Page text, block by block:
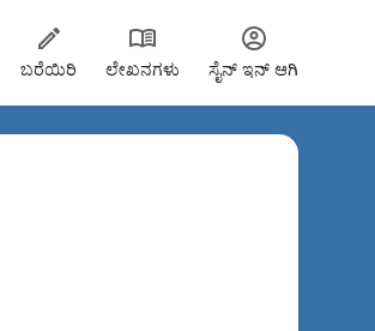
ಬರೆಯಿರಿ ಲೇಖನಗಳು ಸೈನ್ ಇನ್ ಆಗಿ